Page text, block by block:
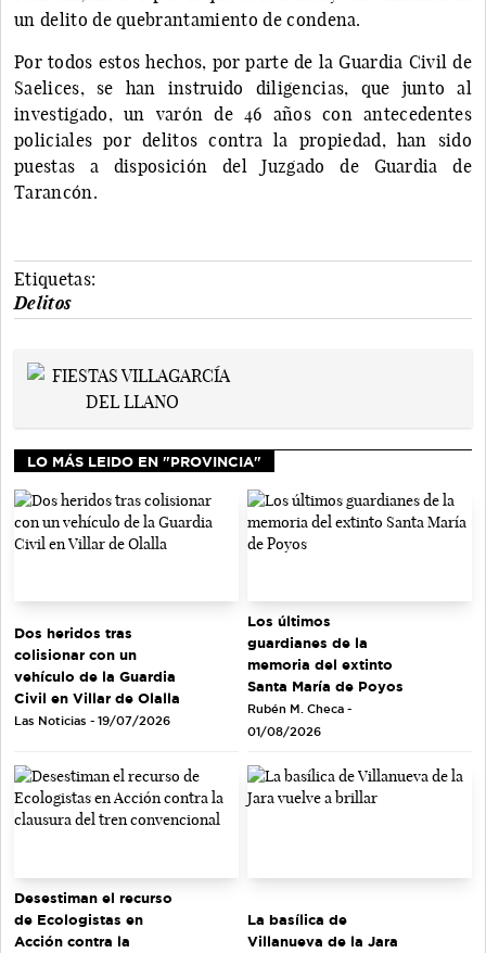
un delito de quebrantamiento de condena.
Por todos estos hechos, por parte de la Guardia Civil de
Saelices, se han instruido diligencias, que junto al
investigado, un varón de 46 años con antecedentes
policiales por delitos contra la propiedad, han sido
puestas a disposición del Juzgado de Guardia de
Tarancón.
Etiquetas:
Delitos
LO MÁS LEIDO EN "PROVINCIA"
Dos heridos tras
colisionar con un
vehículo de la Guardia
Civil en Villar de Olalla
Las Noticias - 19/07/2026
Los últimos
guardianes de la
memoria del extinto
Santa María de Poyos
Rubén M. Checa -
01/08/2026
Desestiman el recurso
de Ecologistas en
Acción contra la
La basílica de
Villanueva de la Jara